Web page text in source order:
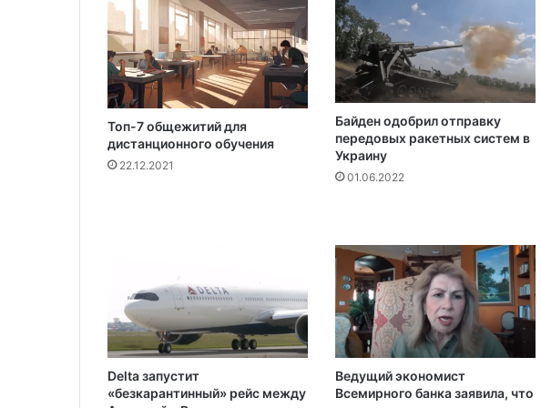
о
м
о
ж
е
т
в
о
с
ь
в
А
П
Л
с
л
о
м
о
л
н
а
п
и
т
к
Топ-7 общежитий для
дистанционного обучения
22.12.2021
Байден одобрил отправку
передовых ракетных систем в
Украину
01.06.2022
Delta запустит
«безкарантинный» рейс между
Ведущий экономист
Всемирного банка заявила, что